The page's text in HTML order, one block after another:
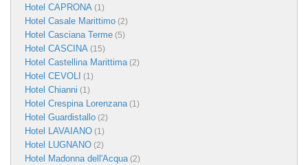
Hotel CAPRONA (1)
Hotel Casale Marittimo (2)
Hotel Casciana Terme (5)
Hotel CASCINA (15)
Hotel Castellina Marittima(2)
Hotel CEVOLI (1)
Hotel Chianni (1)
Hotel Crespina Lorenzana(1)
Hotel Guardistallo (2)
Hotel LAVAIANO (1)
Hotel LUGNANO (2)
Hotel Madonna dell'Acqua(2)